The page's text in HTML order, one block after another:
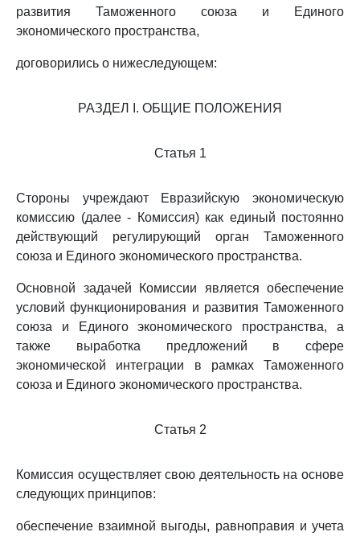
развития Таможенного союза и Единого
экономического пространства,
договорились о нижеследующем:
РАЗДЕЛ I. ОБЩИЕ ПОЛОЖЕНИЯ
Статья 1
Стороны учреждают Евразийскую экономическую
комиссию (далее - Комиссия) как единый постоянно
действующий регулирующий орган Таможенного
союза и Единого экономического пространства.
Основной задачей Комиссии является обеспечение
условий функционирования и развития Таможенного
союза и Единого экономического пространства, а
также выработка предложений в сфере
экономической интеграции в рамках Таможенного
союза и Единого экономического пространства.
Статья 2
Комиссия осуществляет свою деятельность на основе
следующих принципов:
обеспечение взаимной выгоды, равноправия и учета